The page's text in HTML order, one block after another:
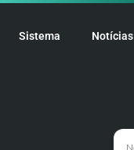
Sistema Notícias